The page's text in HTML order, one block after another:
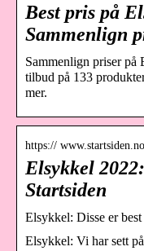
Best pris på
Sammenlign
Sammenlign priser
tilbud på 133
mer.
https://
Elsykkel
Startsiden
Elsykkel: Disse er
Elsykkel: Vi har sett